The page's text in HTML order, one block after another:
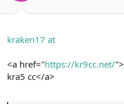
kraken17 at
<a href="https://kr9cc.net/">
kra5 cc</a>